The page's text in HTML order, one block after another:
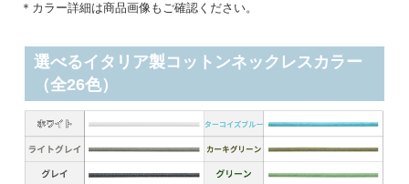
＊カラー詳細は商品画像もご確認ください。
選べるイタリア製コットンネックレスカラー
（全26色）